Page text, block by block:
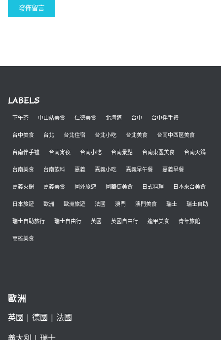
LABELS
下午茶 中山站美食 仁德美食 北海道 台中 台中伴手禮
台中美食 台北 台北住宿 台北小吃 台北美食 台南中西區美食
台南伴手禮 台南宵夜 台南小吃 台南景點 台南東區美食 台南火鍋
台南美食 台南飲料 嘉義 嘉義小吃 嘉義早午餐 嘉義早餐
嘉義火鍋 嘉義美食 國外旅遊 國華街美食 日式料理 日本來台美食
日本旅遊 歐洲 歐洲旅遊 法國 澳門 澳門美食 瑞士 瑞士自助
瑞士自助旅行 瑞士自由行 英國 英國自由行 逢甲美食 青年旅館
高雄美食
歐洲
英國 | 德國 | 法國
義大利 | 瑞士